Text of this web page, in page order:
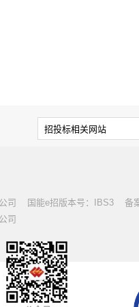
公司 国能e招版本号：IBS3 备
司